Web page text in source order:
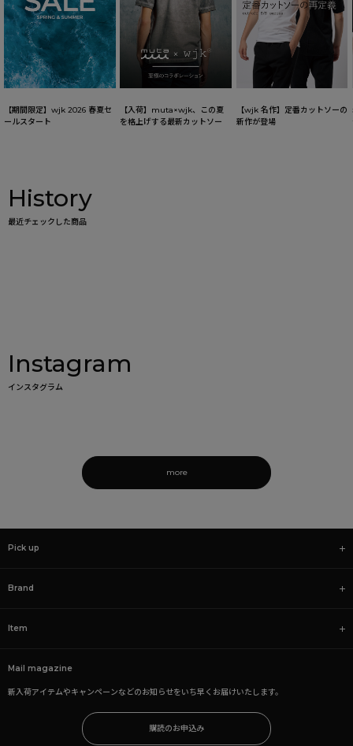
【期間限定】wjk 2026 春夏セ
ールスタート
【入荷】muta×wjk、この夏
を格上げする最新カットソー
【wjk 名作】定番カットソーの
新作が登場
History
最近チェックした商品
Instagram
インスタグラム
more
Pick up
Brand
Item
Mail magazine
新入荷アイテムやキャンペーンなどのお知らせをいち早くお届けいたします。
購読のお申込み